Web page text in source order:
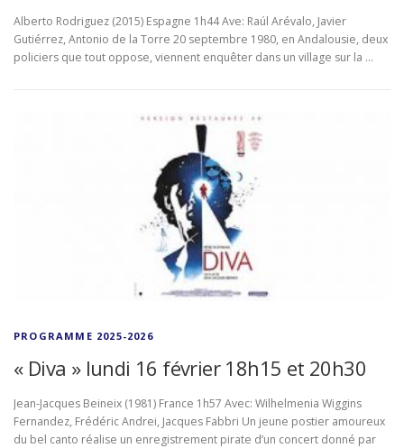
Alberto Rodriguez (2015) Espagne 1h44 Ave: Raúl Arévalo, Javier
Gutiérrez, Antonio de la Torre 20 septembre 1980, en Andalousie, deux
policiers que tout oppose, viennent enquêter dans un village sur la …
PROGRAMME 2025-2026
« Diva » lundi 16 février 18h15 et 20h30
Jean-Jacques Beineix (1981) France 1h57 Avec: Wilhelmenia Wiggins
Fernandez, Frédéric Andrei, Jacques Fabbri Un jeune postier amoureux
du bel canto réalise un enregistrement pirate d’un concert donné par